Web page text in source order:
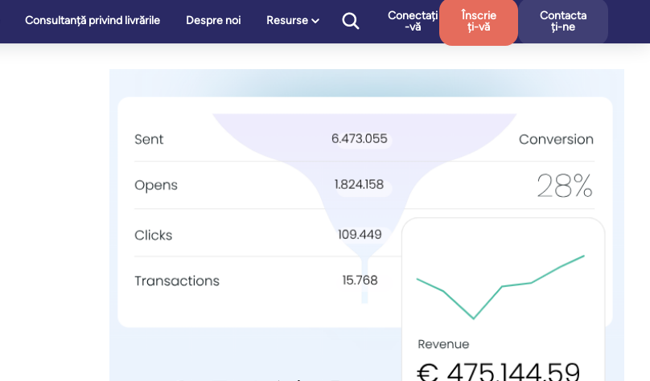
Consultanță privind livrările Despre noi Resurse
Conectați
-vă
Înscrie
ți-vă
Contacta
ți-ne